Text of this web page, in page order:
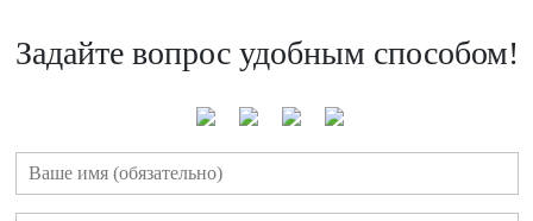
Задайте вопрос удобным способом!